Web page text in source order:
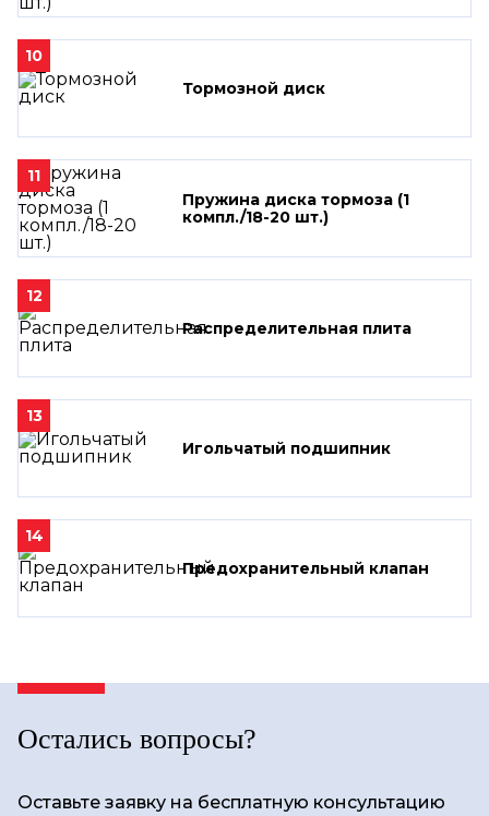
10
Тормозной диск
11
Пружина диска тормоза (1
компл./18-20 шт.)
12
Распределительная плита
13
Игольчатый подшипник
14
Предохранительный клапан
Остались вопросы?
Оставьте заявку на бесплатную консультацию